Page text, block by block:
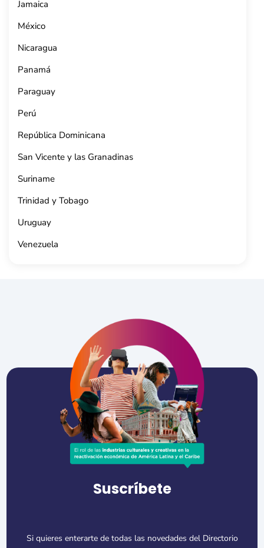
Jamaica
México
Nicaragua
Panamá
Paraguay
Perú
República Dominicana
San Vicente y las Granadinas
Suriname
Trinidad y Tobago
Uruguay
Venezuela
Suscríbete
Si quieres enterarte de todas las novedades del Directorio